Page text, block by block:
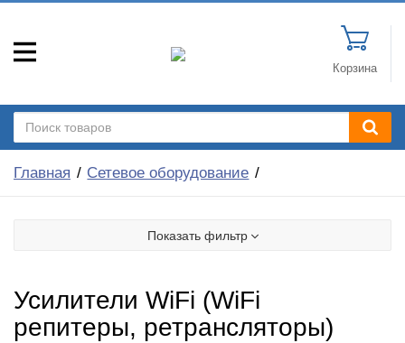
Корзина
Главная Сетевое оборудование
Показать фильтр
Усилители WiFi (WiFi
репитеры, ретрансляторы)